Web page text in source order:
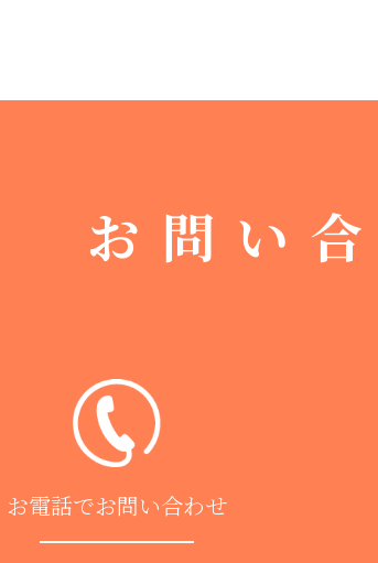
お問い
お電話でお問い合わせ